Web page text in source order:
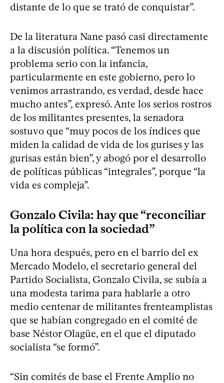
distante de lo que se trató de conquistar”.
De la literatura Nane pasó casi directamente
a la discusión política. “Tenemos un
problema serio con la infancia,
particularmente en este gobierno, pero lo
venimos arrastrando, es verdad, desde hace
mucho antes”, expresó. Ante los serios rostros
de los militantes presentes, la senadora
sostuvo que “muy pocos de los índices que
miden la calidad de vida de los gurises y las
gurisas están bien”, y abogó por el desarrollo
de políticas públicas “integrales”, porque “la
vida es compleja”.
Gonzalo Civila: hay que “reconciliar
la política con la sociedad”
Una hora después, pero en el barrio del ex
Mercado Modelo, el secretario general del
Partido Socialista, Gonzalo Civila, se subía a
una modesta tarima para hablarle a otro
medio centenar de militantes frenteamplistas
que se habían congregado en el comité de
base Néstor Olagüe, en el que el diputado
socialista “se formó”.
“Sin comités de base el Frente Amplio no